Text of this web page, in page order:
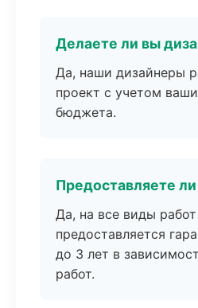
Делаете ли вы
Да, наши дизайнеры
проект с учетом
бюджета.
Предоставляете
Да, на все виды работ
предоставляется
до 3 лет в
работ.